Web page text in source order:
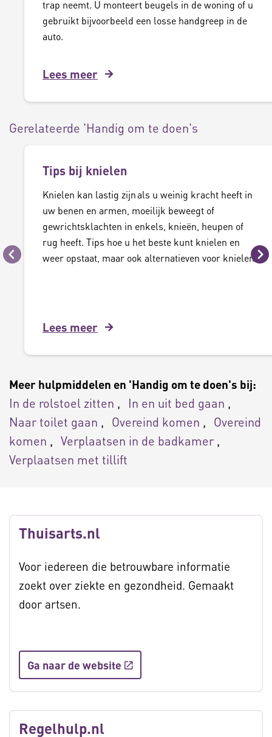
trap neemt. U monteert beugels in de woning of u
gebruikt bijvoorbeeld een losse handgreep in de
auto.
Lees meer
Gerelateerde 'Handig om te doen's
Vorige
Tips bij knielen
Knielen kan lastig zijn als u weinig kracht heeft in
uw benen en armen, moeilijk beweegt of
gewrichtsklachten in enkels, knieën, heupen of
rug heeft. Tips hoe u het beste kunt knielen en
weer opstaat, maar ook alternatieven voor knielen.
Lees meer
Meer hulpmiddelen en 'Handig om te doen's bij:
In de rolstoel zitten
In en uit bed gaan
Naar toilet gaan
Overeind komen
Overeind
komen
Verplaatsen in de badkamer
Verplaatsen met tillift
Thuisarts.nl
Voor iedereen die betrouwbare informatie
zoekt over ziekte en gezondheid. Gemaakt
door artsen.
Ga naar de website
Regelhulp.nl